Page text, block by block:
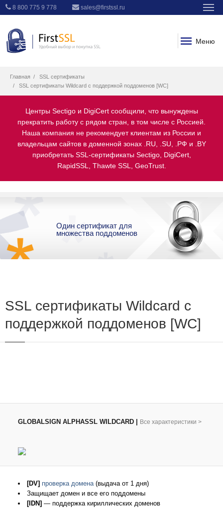
8 800 775 9 778 sales@firstssl.ru
Меню
Главная
SSL сертификаты
SSL сертификаты Wildcard с поддержкой поддоменов [WC]
Центры Sectigo и DigiCert сообщили, что вынуждены
прекратить работу с рядом стран, в том числе с Россией.
Наша компания не рекомендует клиентам из России и
владельцам сайтов в доменной зонах .RU, .SU, .РФ и .BY
приобретать SSL-сертификаты Sectigo, DigiCert,
RapidSSL, Thawte SSL, GeoTrust.
Один сертификат для
множества поддоменов
SSL сертификаты Wildcard с
поддержкой поддоменов [WC]
GLOBALSIGN ALPHASSL WILDCARD Все характеристики >
[DV] проверка домена(выдача от 1 дня)
Защищает домен и все его поддомены
[IDN] — поддержка кириллических доменов